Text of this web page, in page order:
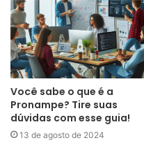
Você sabe o que é a
Pronampe? Tire suas
dúvidas com esse guia!
13 de agosto de 2024